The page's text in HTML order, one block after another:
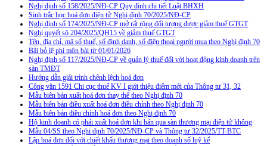
Nghị định số 158/2025/NĐ-CP Quy định chi tiết Luật BHXH
Sinh trắc học hoá đơn điện tử Nghị định 70/2025/NĐ-CP
Nghị định số 174/2025/NĐ-CP mở rất rộng đối tượng được giảm thuế GTGT
Nghị quyết sô 204/2025/QH15 về giảm thuế GTGT
Tên, địa chỉ, mã số thuế, số định danh, số điện thoại người mua theo Nghị định 70
Bãi bỏ lệ phí môn bài từ 01/01/2026
Nghị định số 117/2025/NĐ-CP về quản lý thuế đối với hoạt động kinh doanh trên
sàn TMĐT
Hướng dẫn giải trình chênh lệch hoá đơn
Công văn 1591 Chi cục thuế KV I giới thiệu điểm mới của Thông tư 31, 32
Mẫu biên bản xuất hoá đơn thay thế theo Nghị định 70
Mẫu biên bản điều xuất hoá đơn điều chỉnh theo Nghị định 70
Mẫu biên bản điều chỉnh hoá đơn theo Nghị định 70
Hộ kinh doanh có phải xuất hoá đơn khi bán qua sàn thương mại điện tử không
Mẫu 04/SS theo Nghi định 70/2025/NĐ-CP và Thông tư 32/2025/TT-BTC
Lập hoá đơn đối với chiết khấu thương mại theo doanh số luỹ kế